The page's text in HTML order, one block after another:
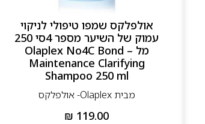
אולפלקס שמפו טיפולי לניקוי
עמוק של השיער מספר 4סי 250
מל – Olaplex No4C Bond
Maintenance Clarifying
Shampoo 250 ml
מבית Olaplex- אולפלקס
₪ 119.00